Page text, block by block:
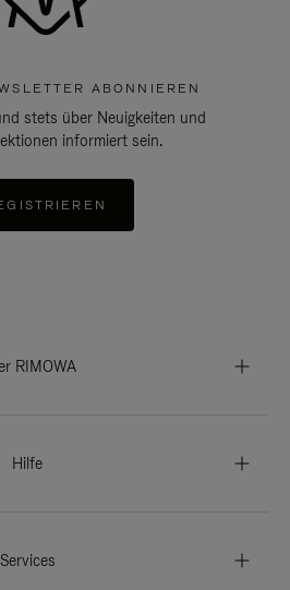
ABONNIEREN
stets über Neuigkeiten und
informiert sein.
RIMOWA
Hilfe
Services